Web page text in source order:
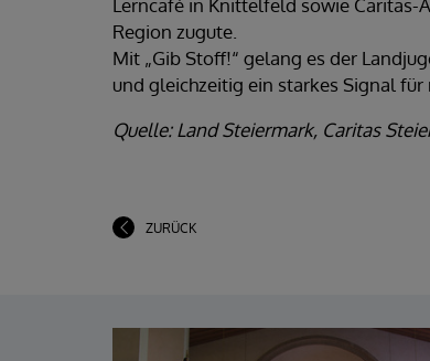
Lerncafé in Knittelfeld sowie
Region zugute.
Mit „Gib Stoff!“ gelang es der
und gleichzeitig ein starkes Signal
Quelle: Land Steiermark, Caritas
ZURÜCK